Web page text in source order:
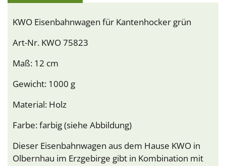
KWO Eisenbahnwagen für Kantenhocker grün
Art-Nr. KWO 75823
Maß: 12 cm
Gewicht: 1000 g
Material: Holz
Farbe: farbig (siehe Abbildung)
Dieser Eisenbahnwagen aus dem Hause KWO in
Olbernhau im Erzgebirge gibt in Kombination mit